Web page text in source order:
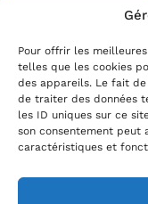
Pour offrir les
telles que les cookies
des appareils. Le fait
de traiter des données
les ID uniques sur ce
son consentement peut
caractéristiques et
lundi 09 février
Réservez
par
par mail